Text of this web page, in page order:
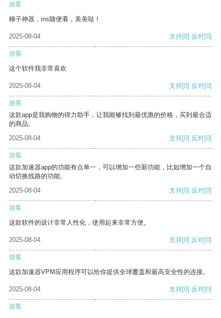
游客
梯子神器，ins随便看，美美哒！
2025-08-04 支持[0] 反对[0]
游客
这个软件我非常喜欢
2025-08-04 支持[0] 反对[0]
游客
这款app是我购物的得力助手，让我能够找到最优惠的价格，买到最合适
的商品。
2025-08-04
支持[0] 反对[0]
游客
这款加速器app的功能有点单一，可以增加一些新功能，比如增加一个自
动切换线路的功能。
2025-08-04
支持[0] 反对[0]
游客
这款软件的设计非常人性化，使用起来非常方便。
2025-08-04 支持[0] 反对[0]
游客
这款加速器VPM应用程序可以给你提供全球覆盖和最高安全性的连接。
2025-08-04 支持[0] 反对[0]
游客